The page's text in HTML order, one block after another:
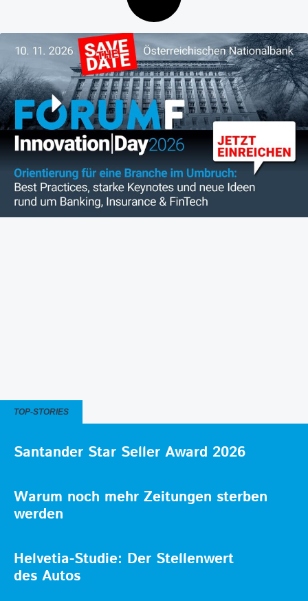
TOP-STORIES
Santander Star Seller Award 2026
Warum noch mehr Zeitungen sterben
werden
Helvetia-Studie: Der Stellenwert
des Autos